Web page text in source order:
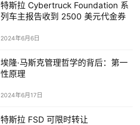
特斯拉 Cyber​​truck Foundation 系
列车主报告收到 2500 美元代金券
2024年6月6日
埃隆·马斯克管理哲学的背后：第一
性原理
2024年6月17日
特斯拉 FSD 可限时转让